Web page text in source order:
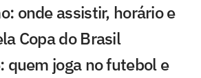
onde assistir, horário e
Copa do Brasil
quem joga no futebol e